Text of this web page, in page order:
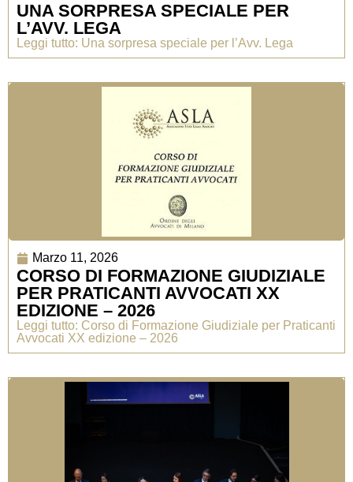
UNA SORPRESA SPECIALE PER
L’AVV. LEGA
Leggi tutto: Una sorpresa speciale per l’Avv. Lega
Marzo 11, 2026
CORSO DI FORMAZIONE GIUDIZIALE
PER PRATICANTI AVVOCATI XX
EDIZIONE – 2026
Leggi tutto: Corso di Formazione Giudiziale per Praticanti
Avvocati XX edizione – 2026